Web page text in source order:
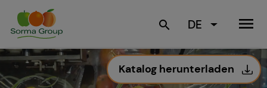
search DE menu
Katalog herunterladen